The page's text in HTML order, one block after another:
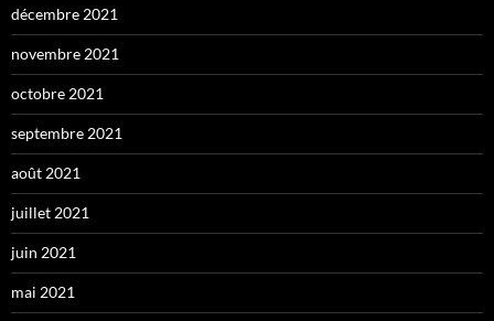
décembre 2021
novembre 2021
octobre 2021
septembre 2021
août 2021
juillet 2021
juin 2021
mai 2021